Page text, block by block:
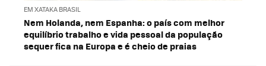
EM XATAKA BRASIL
Nem Holanda, nem Espanha: o país com melhor
equilíbrio trabalho e vida pessoal da população
sequer fica na Europa e é cheio de praias